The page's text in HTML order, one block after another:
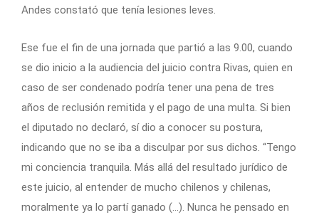
Andes constató que tenía lesiones leves.
Ese fue el fin de una jornada que partió a las 9.00, cuando
se dio inicio a la audiencia del juicio contra Rivas, quien en
caso de ser condenado podría tener una pena de tres
años de reclusión remitida y el pago de una multa. Si bien
el diputado no declaró, sí dio a conocer su postura,
indicando que no se iba a disculpar por sus dichos. “Tengo
mi conciencia tranquila. Más allá del resultado jurídico de
este juicio, al entender de mucho chilenos y chilenas,
moralmente ya lo partí ganado (…). Nunca he pensado en